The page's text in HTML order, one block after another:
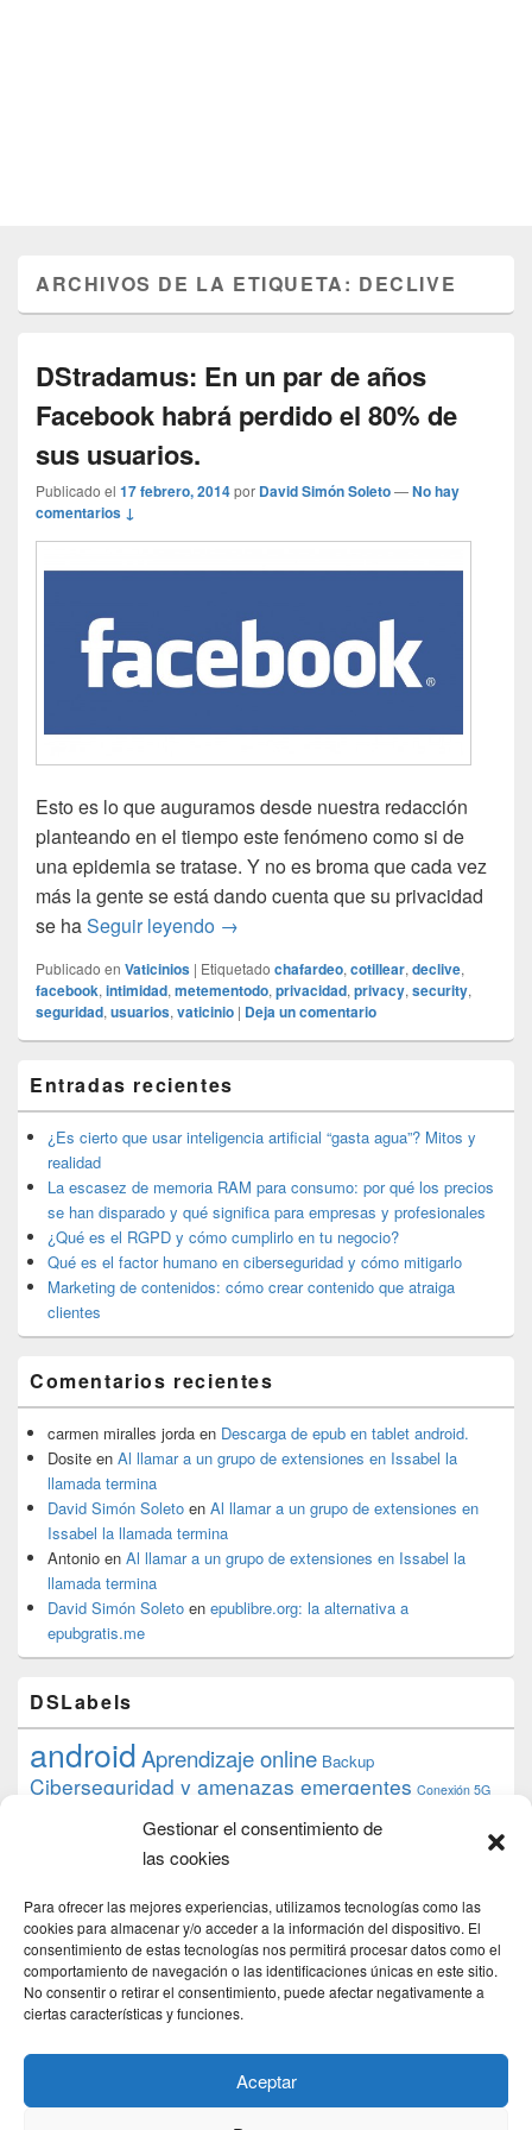
Gestionar el consentimiento de
las cookies
Para ofrecer las mejores experiencias, utilizamos tecnologías como las
cookies para almacenar y/o acceder a la información del dispositivo. El
consentimiento de estas tecnologías nos permitirá procesar datos como el
comportamiento de navegación o las identificaciones únicas en este sitio.
No consentir o retirar el consentimiento, puede afectar negativamente a
ciertas características y funciones.
Aceptar
ARCHIVOS DE LA ETIQUETA: DECLIVE
DStradamus: En un par de años
Facebook habrá perdido el 80% de
sus usuarios.
Publicado el 17 febrero, 2014por David Simón Soleto—No hay
comentarios ↓
Esto es lo que auguramos desde nuestra redacción
planteando en el tiempo este fenómeno como si de
una epidemia se tratase. Y no es broma que cada vez
más la gente se está dando cuenta que su privacidad
se haSeguir leyendo DStradamus: En un par de años
→
Publicado en Vaticinios | Etiquetado chafardeo, cotillear, declive,
facebook, intimidad, metementodo, privacidad, privacy, security,
seguridad, usuarios, vaticinio | Deja un comentario
área
de
widget
barra
lateral
primaria
Entradas recientes
¿Es cierto que usar inteligencia artificial “gasta agua”? Mitos y
realidad
La escasez de memoria RAM para consumo: por qué los precios
se han disparado y qué significa para empresas y profesionales
¿Qué es el RGPD y cómo cumplirlo en tu negocio?
Qué es el factor humano en ciberseguridad y cómo mitigarlo
Marketing de contenidos: cómo crear contenido que atraiga
clientes
Comentarios recientes
carmen miralles jorda en Descarga de epub en tablet android.
Dosite en Al llamar a un grupo de extensiones en Issabel la
llamada termina
David Simón Soleto en Al llamar a un grupo de extensiones en
Issabel la llamada termina
Antonio en Al llamar a un grupo de extensiones en Issabel la
llamada termina
David Simón Soleto en epublibre.org: la alternativa a
epubgratis.me
DSLabels
androidAprendizaje online Backup
Ciberseguridad y amenazas emergentes Conexión 5G
datos debian desarrollo web
Formación Google
iphone
proyecto PS4 python Raspberryraspberrypi
raspbian review Servidor Web Sostenibilidad
tecnológicaTecnología torrent
transmissiontutorial ubuntu server Windows